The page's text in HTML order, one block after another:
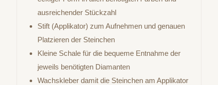
ausreichender Stückzahl
Stift (Applikator) zum Aufnehmen und genauen
Platzieren der Steinchen
Kleine Schale für die bequeme Entnahme der
jeweils benötigten Diamanten
Wachskleber damit die Steinchen am Applikator